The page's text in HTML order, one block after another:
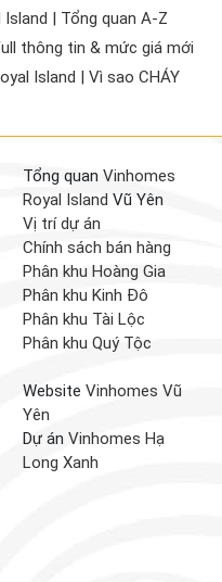
| Tổng quan A-Z
thông tin & mức giá mới
Island | Vì sao CHÁY
Tổng quan Vinhomes
Royal Island Vũ Yên
Vị trí dự án
Chính sách bán hàng
Phân khu Hoàng Gia
Phân khu Kinh Đô
Phân khu Tài Lộc
Phân khu Quý Tộc
Website Vinhomes Vũ
Yên
Dự án Vinhomes Hạ
Long Xanh